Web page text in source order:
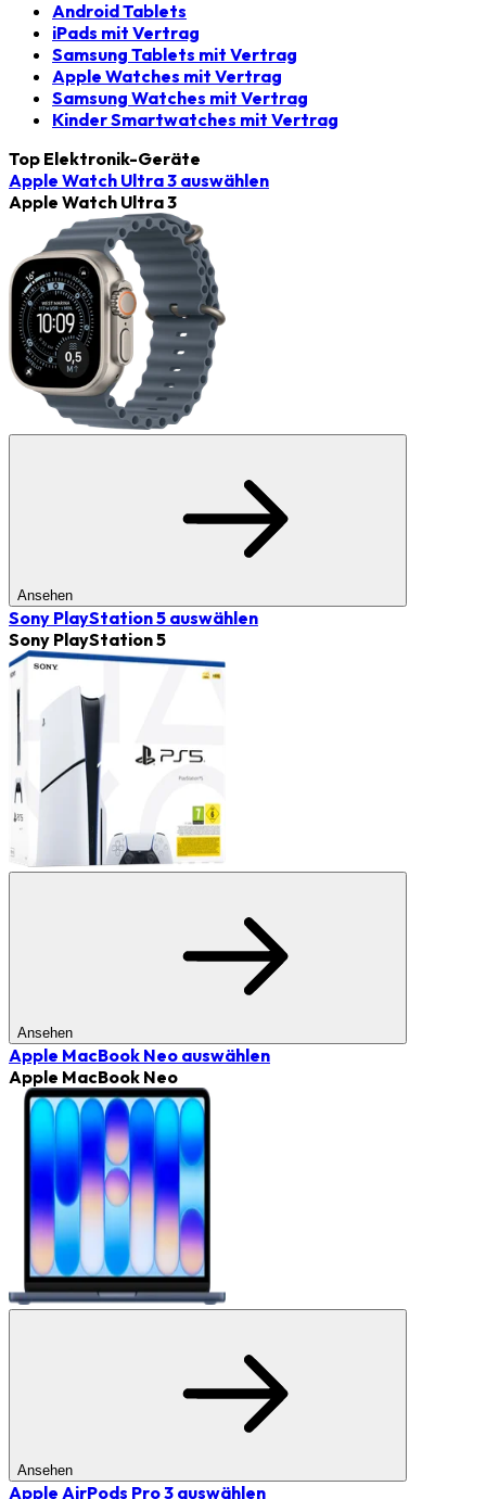
Android Tablets
iPads mit Vertrag
Samsung Tablets mit Vertrag
Apple Watches mit Vertrag
Samsung Watches mit Vertrag
Kinder Smartwatches mit Vertrag
Top Elektronik-Geräte
Apple Watch Ultra 3 auswählen
Apple Watch Ultra 3
Ansehen
Sony PlayStation 5 auswählen
Sony PlayStation 5
Ansehen
Apple MacBook Neo auswählen
Apple MacBook Neo
Ansehen
Apple AirPods Pro 3 auswählen